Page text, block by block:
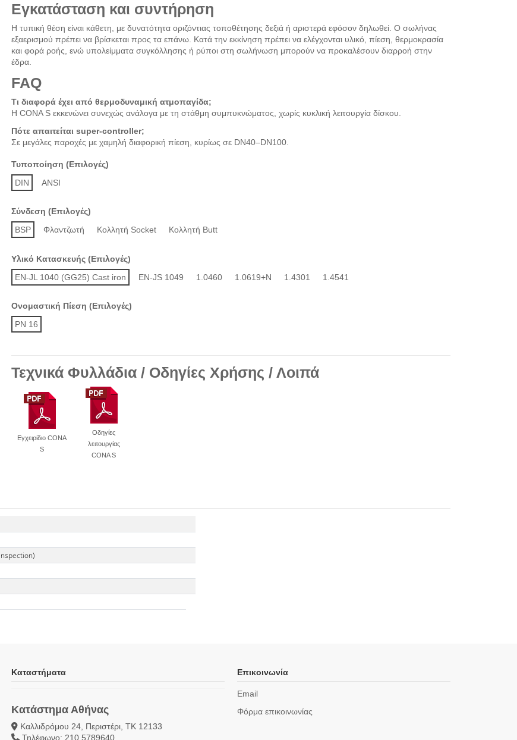
Εγκατάσταση και συντήρηση
Η τυπική θέση είναι κάθετη, με δυνατότητα οριζόντιας τοποθέτησης δεξιά ή αριστερά εφόσον δηλωθεί. Ο σωλήνας
εξαερισμού πρέπει να βρίσκεται προς τα επάνω. Κατά την εκκίνηση πρέπει να ελέγχονται υλικό, πίεση, θερμοκρασία
και φορά ροής, ενώ υπολείμματα συγκόλλησης ή ρύποι στη σωλήνωση μπορούν να προκαλέσουν διαρροή στην
έδρα.
FAQ
Τι διαφορά έχει από θερμοδυναμική ατμοπαγίδα;
Η CONA S εκκενώνει συνεχώς ανάλογα με τη στάθμη συμπυκνώματος, χωρίς κυκλική λειτουργία δίσκου.
Πότε απαιτείται super-controller;
Σε μεγάλες παροχές με χαμηλή διαφορική πίεση, κυρίως σε DN40–DN100.
Τυποποίηση (Επιλογές)
DIN
ANSI
Σύνδεση (Επιλογές)
BSP
Φλαντζωτή Κολλητή Socket Κολλητή Butt
Υλικό Κατασκευής (Επιλογές)
EN-JL 1040 (GG25) Cast iron
EN-JS 1049 1.0460 1.0619+N 1.4301 1.4541
Ονομαστική Πίεση (Επιλογές)
PN 16
Τεχνικά Φυλλάδια / Οδηγίες Χρήσης / Λοιπά
Εγχειρίδιο CONA
S
Οδηγίες
λειτουργίας
CONA S
Καταστήματα
Κατάστημα Αθήνας
Καλλιδρόμου 24, Περιστέρι, ΤΚ 12133
Τηλέφωνο: 210 5789640
Επικοινωνία
Email
Φόρμα επικοινωνίας